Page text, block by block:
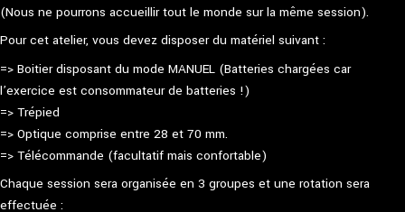
(Nous ne pourrons accueillir tout le monde sur la même session).
Pour cet atelier, vous devez disposer du matériel suivant :
=> Boitier disposant du mode MANUEL (Batteries chargées car
l’exercice est consommateur de batteries !)
=> Trépied
=> Optique comprise entre 28 et 70 mm.
=> Télécommande (facultatif mais confortable)
Chaque session sera organisée en 3 groupes et une rotation sera
effectuée :